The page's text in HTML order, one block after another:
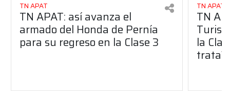
TN APAT
TN APAT: así avanza el
armado del Honda de Pernía
para su regreso en la Clase 3
TN APAT
TN
la
trata?